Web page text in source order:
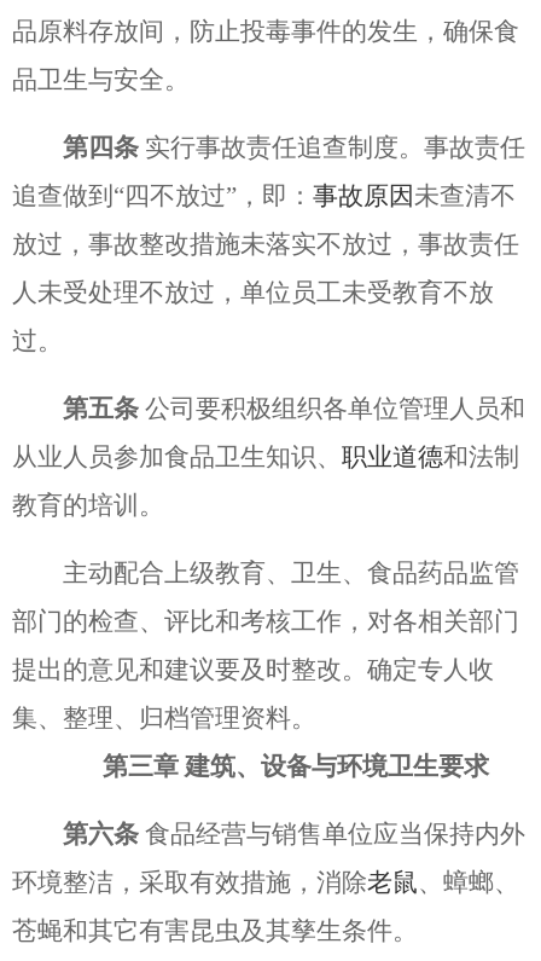
品原料存放间，防止投毒事件的发生，确保食
品卫生与安全。
第四条 实行事故责任追查制度。事故责任
追查做到 “四不放过”，即： 事故原因未查清不
放过，事故整改措施未落实不放过，事故责任
人未受处理不放过，单位员工未受教育不放
过。
第五条 公司要积极组织各单位管理人员和
从业人员参加食品卫生知识、 职业道德和法制
教育的培训。
主动配合上级教育、卫生、食品药品监管
部门的检查、评比和考核工作，对各相关部门
提出的意见和建议要及时整改。确定专人收
集、整理、归档管理资料。
第三章 建筑、设备与环境卫生要求
第六条 食品经营与销售单位应当保持内外
环境整洁，采取有效措施，消除老鼠、蟑螂、
苍蝇和其它有害昆虫及其孳生条件。